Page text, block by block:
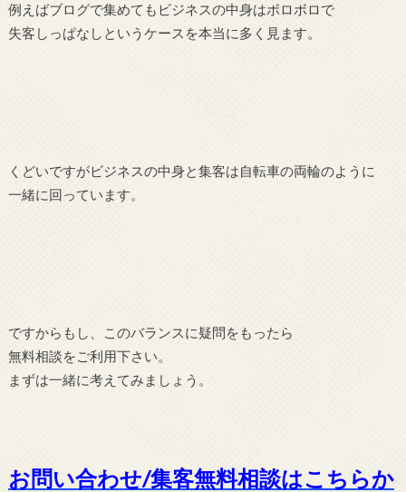
例えばブログで集めてもビジネスの中身はボロボロで
失客しっぱなしというケースを本当に多く見ます。
くどいですがビジネスの中身と集客は自転車の両輪のように
一緒に回っています。
ですからもし、このバランスに疑問をもったら
無料相談をご利用下さい。
まずは一緒に考えてみましょう。
お問い合わせ/集客無料相談はこちらか